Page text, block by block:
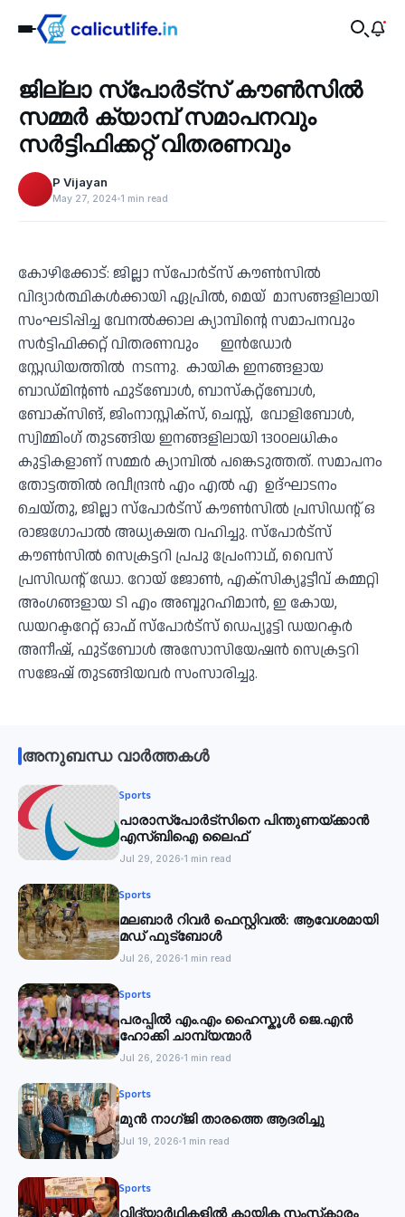
‹
Sports
ജില്ലാ സ്പോര്‍ട്സ് കൗണ്‍സില്‍
സമ്മര്‍ ക്യാമ്പ് സമാപനവും
സര്‍ട്ടിഫിക്കറ്റ് വിതരണവും
P Vijayan
May 27, 2024 1 min read
കോഴിക്കോട്: ജില്ലാ സ്പോര്‍ട്സ് കൗണ്‍സില്‍
വിദ്യാര്‍ത്ഥികള്‍ക്കായി ഏപ്രില്‍, മെയ് മാസങ്ങളിലായി
സംഘടിപ്പിച്ച വേനല്‍ക്കാല ക്യാമ്പിന്റെ സമാപനവും
സര്‍ട്ടിഫിക്കറ്റ് വിതരണവും ഇന്‍ഡോര്‍
സ്റ്റേഡിയത്തില്‍ നടന്നു. കായിക ഇനങ്ങളായ
ബാഡ്മിന്റണ്‍ ഫുട്ബോള്‍, ബാസ്‌കറ്റ്ബോള്‍,
ബോക്സിങ്, ജിംനാസ്റ്റിക്സ്, ചെസ്സ്, വോളിബോള്‍,
സ്വിമ്മിംഗ് തുടങ്ങിയ ഇനങ്ങളിലായി 1300ലധികം
കുട്ടികളാണ് സമ്മര്‍ ക്യാമ്പില്‍ പങ്കെടുത്തത്. സമാപനം
തോട്ടത്തില്‍ രവീന്ദ്രന്‍ എം എല്‍ എ ഉദ്ഘാടനം
ചെയ്തു, ജില്ലാ സ്‌പോര്‍ട്‌സ് കൗണ്‍സില്‍ പ്രസിഡന്റ് ഒ
രാജഗോപാല്‍ അധ്യക്ഷത വഹിച്ചു. സ്‌പോര്‍ട്‌സ്
കൗണ്‍സില്‍ സെക്രട്ടറി പ്രപു പ്രേംനാഥ്, വൈസ്
പ്രസിഡന്റ് ഡോ. റോയ് ജോണ്‍, എക്‌സിക്യൂട്ടീവ് കമ്മറ്റി
അംഗങ്ങളായ ടി എം അബ്ദുറഹിമാന്‍, ഇ കോയ,
ഡയറക്ടറേറ്റ് ഓഫ് സ്‌പോര്‍ട്‌സ് ഡെപ്യൂട്ടി ഡയറക്ടര്‍
അനീഷ്, ഫുട്‌ബോള്‍ അസോസിയേഷന്‍ സെക്രട്ടറി
സജേഷ് തുടങ്ങിയവര്‍ സംസാരിച്ചു.
അനുബന്ധ വാർത്തകൾ
Sports
പാരാസ്‌പോര്‍ട്‌സിനെ പിന്തുണയ്ക്കാന്‍
എസ്ബിഐ ലൈഫ്
Jul 29, 2026 1 min read
Sports
മലബാര്‍ റിവര്‍ ഫെസ്റ്റിവൽ: ആവേശമായി
മഡ് ഫുട്‌ബോൾ
Jul 26, 2026 1 min read
Sports
പരപ്പിൽ എം.എം ഹൈസ്കൂൾ ജെ.എൻ
ഹോക്കി ചാമ്പ്യന്മാർ
Jul 26, 2026 1 min read
Sports
മുൻ നാഗ്ജി താരത്തെ ആദരിച്ചു
Jul 19, 2026 1 min read
Sports
വിദ്യാര്‍ഥികളില്‍ കായിക സംസ്‌കാരം